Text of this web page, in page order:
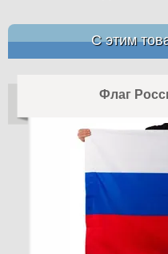
С этим
Флаг